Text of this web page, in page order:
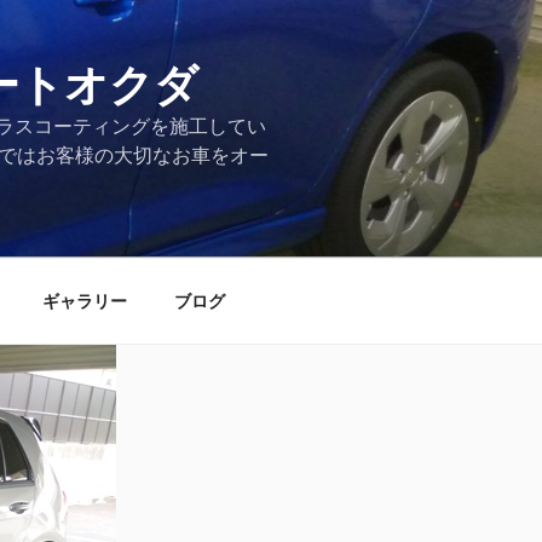
トオクダ
スコーティングを施工してい
はお客様の大切なお車をオー
ギャラリー ブログ